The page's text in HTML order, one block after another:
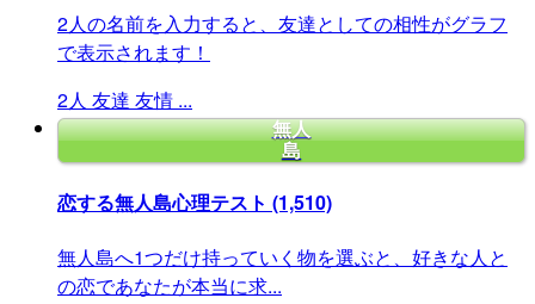
2人の名前を入力すると、友達としての相性がグラフ
で表示されます！
2人 友達 友情 ...
無人
島
恋する無人島心理テスト (1,510)
無人島へ1つだけ持っていく物を選ぶと、好きな人と
の恋であなたが本当に求...